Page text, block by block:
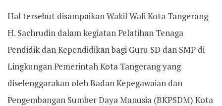
Hal tersebut disampaikan Wakil Wali Kota Tangerang
H. Sachrudin dalam kegiatan Pelatihan Tenaga
Pendidik dan Kependidikan bagi Guru SD dan SMP di
Lingkungan Pemerintah Kota Tangerang yang
diselenggarakan oleh Badan Kepegawaian dan
Pengembangan Sumber Daya Manusia (BKPSDM) Kota